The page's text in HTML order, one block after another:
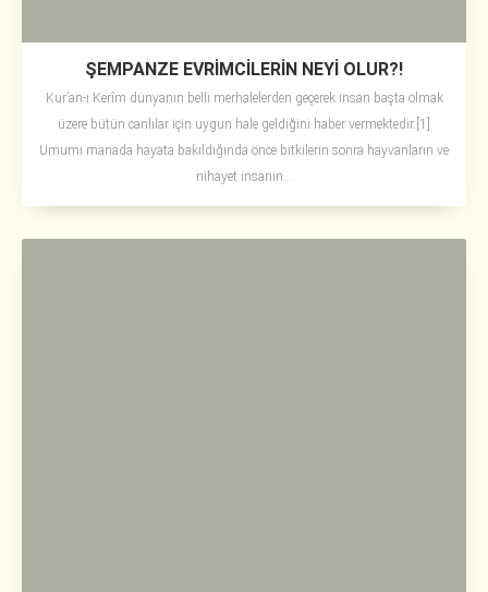
ŞEMPANZE EVRİMCİLERİN NEYİ OLUR?!
Kur’an-ı Kerîm dünyanın belli merhalelerden geçerek insan başta olmak
üzere bütün canlılar için uygun hale geldiğini haber vermektedir.[1]
Umumi manada hayata bakıldığında önce bitkilerin sonra hayvanların ve
nihayet insanın...